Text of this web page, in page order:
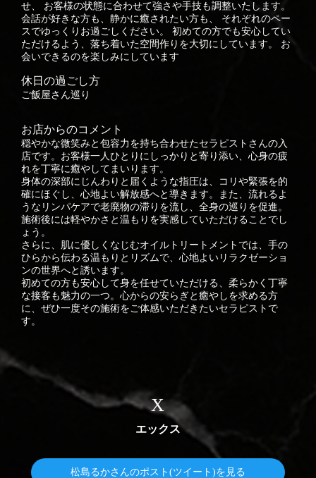
せ、 お客様の状態に合わせて強さや手技も調整いたします。
会話が好きな方も、静かに癒されたい方も、 それぞれのペー
スでゆっくりお過ごしください。 初めての方でも安心してい
ただけるよう、落ち着いた空間作りを大切にしています。 お
会いできるのを楽しみにしています
休日の過ごし方
ご飯屋さん巡り
お店からのコメント
穏やかな微笑みと包容力を持ち合わせたセラピストさんの入
店です。お客様一人ひとりにしっかりと寄り添い、心身の疲
れを丁寧に癒やしてまいります。
身体の深部にじんわりと届くような指圧は、コリや緊張を的
確にほぐし、心地よい解放感へと導きます。また、流れるよ
うなリンパケアで老廃物の滞りを流し、全身の巡りを促進。
施術後には軽やかさと温もりを実感していただけることでし
ょう。
さらに、肌に優しくなじむオイルトリートメントでは、手の
ひらから伝わる温もりとリズムで、心地よいリラクゼーショ
ンの世界へと誘います。
初めての方も安心して身を任せていただける、柔らかく丁寧
な接客も魅力の一つ。心からの安らぎと癒やしを求める方
に、ぜひ一度その施術をご体感いただきたいセラピストで
す。
X
エックス
松島るかさんのポスト(ツイート)を見る